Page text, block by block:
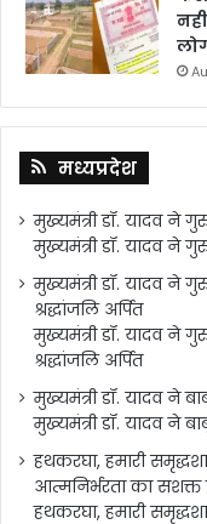
मध्यप्रदेश
मुख्यमंत्री डॉ. यादव ने
मुख्यमंत्री डॉ. यादव ने
मुख्यमंत्री डॉ. यादव ने
श्रद्धांजलि अर्पित
मुख्यमंत्री डॉ. यादव ने
श्रद्धांजलि अर्पित
मुख्यमंत्री डॉ. यादव ने
मुख्यमंत्री डॉ. यादव ने
हथकरघा, हमारी
आत्मनिर्भरता का सशक्त
हथकरघा, हमारी